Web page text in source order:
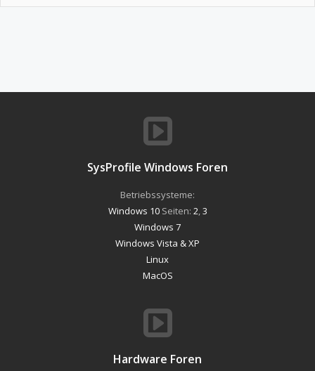
SysProfile Windows Foren
Betriebssysteme:
Windows 10Seiten: 2 3
Windows 7
Windows Vista & XP
Linux
MacOS
Hardware Foren